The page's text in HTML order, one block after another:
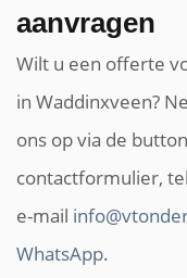
aanvragen
Wilt u een offerte
in Waddinxveen?
ons op via de
contactformulier,
e-mail
WhatsApp.